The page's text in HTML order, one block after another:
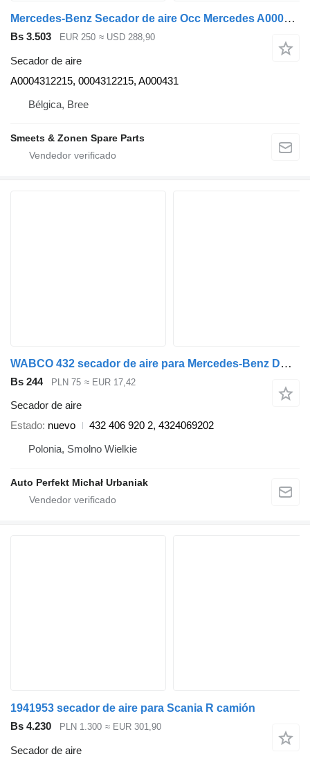
Mercedes-Benz Secador de aire Occ Mercedes A0004312215 para camión
Bs 3.503 EUR 250 ≈ USD 288,90
Secador de aire
A0004312215, 0004312215, A000431
Bélgica, Bree
Smeets & Zonen Spare Parts
WABCO 432 secador de aire para Mercedes-Benz DAF, MAN, VOLVO, SCANIA, IVECO, RENAULT cabeza tractora
Bs 244 PLN 75 ≈ EUR 17,42
Secador de aire
Estado nuevo
432 406 920 2, 4324069202
Polonia, Smolno Wielkie
Auto Perfekt Michał Urbaniak
1941953 secador de aire para Scania R camión
Bs 4.230
PLN 1.300 ≈ EUR 301,90
Secador de aire